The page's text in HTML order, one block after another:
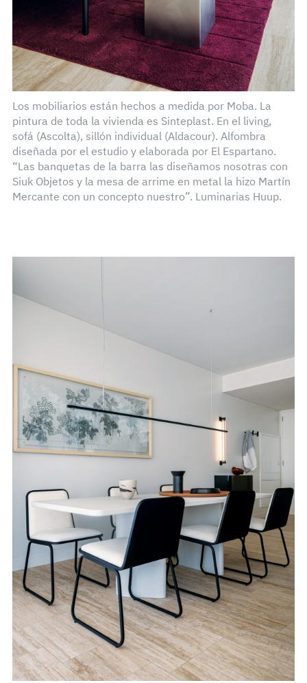
Los mobiliarios están hechos a medida por Moba. La
pintura de toda la vivienda es Sinteplast. En el living,
sofá (Ascolta), sillón individual (Aldacour). Alfombra
diseñada por el estudio y elaborada por El Espartano.
“Las banquetas de la barra las diseñamos nosotras con
Siuk Objetos y la mesa de arrime en metal la hizo Martín
Mercante con un concepto nuestro”. Luminarias Huup.